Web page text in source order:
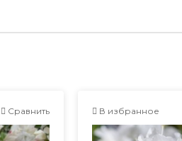
Сравнить В избранное